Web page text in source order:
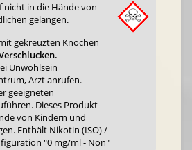
nicht in die Hände von
gelangen.
gekreuzten Knochen
Unwohlsein
Arzt anrufen.
geeigneten
Dieses Produkt
von Kindern und
Enthält Nikotin (ISO) /
"0 mg/ml - Non"